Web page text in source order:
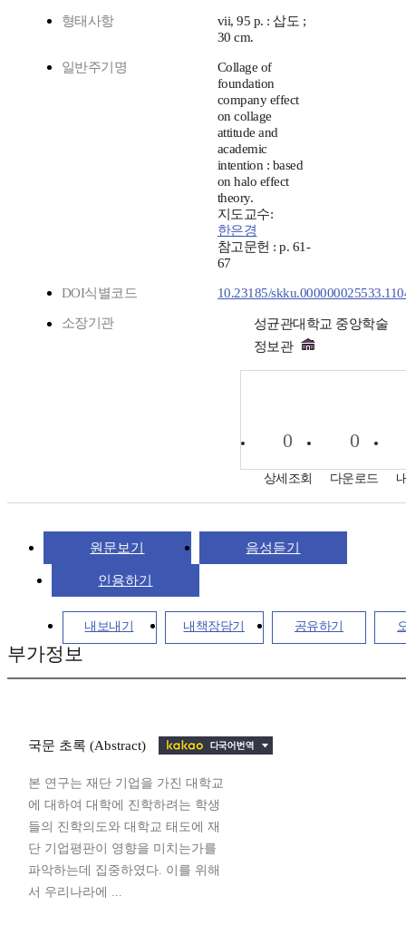
형태사항
vii, 95 p. : 삽도 ;
30 cm.
일반주기명
Collage of
foundation
company effect
on collage
attitude and
academic
intention : based
on halo effect
theory.
지도교수:
한은경
참고문헌 : p. 61-
67
DOI식별코드 10.23185/
소장기관
성균관대학교 중앙학술
정보관
0
상세조회
0
다운로드
원문보기 음성듣기
인용하기
내보내기 내책장담기 공유하기
부가정보
국문 초록 (Abstract)
본 연구는 재단 기업을 가진 대학교
에 대하여 대학에 진학하려는 학생
들의 진학의도와 대학교 태도에 재
단 기업평판이 영향을 미치는가를
파악하는데 집중하였다. 이를 위해
서 우리나라에 ...